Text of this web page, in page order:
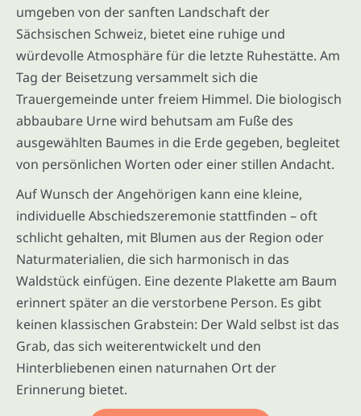
umgeben von der sanften Landschaft der
Sächsischen Schweiz, bietet eine ruhige und
würdevolle Atmosphäre für die letzte Ruhestätte. Am
Tag der Beisetzung versammelt sich die
Trauergemeinde unter freiem Himmel. Die biologisch
abbaubare Urne wird behutsam am Fuße des
ausgewählten Baumes in die Erde gegeben, begleitet
von persönlichen Worten oder einer stillen Andacht.
Auf Wunsch der Angehörigen kann eine kleine,
individuelle Abschiedszeremonie stattfinden – oft
schlicht gehalten, mit Blumen aus der Region oder
Naturmaterialien, die sich harmonisch in das
Waldstück einfügen. Eine dezente Plakette am Baum
erinnert später an die verstorbene Person. Es gibt
keinen klassischen Grabstein: Der Wald selbst ist das
Grab, das sich weiterentwickelt und den
Hinterbliebenen einen naturnahen Ort der
Erinnerung bietet.